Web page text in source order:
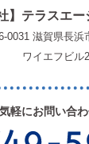
】テラスエ
0031 滋賀県長浜
ワイエフビル
軽にお問い合